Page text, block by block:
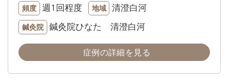
頻度 週1回程度 地域 清澄白河
鍼灸院 鍼灸院ひなた 清澄白河
症例の詳細を見る